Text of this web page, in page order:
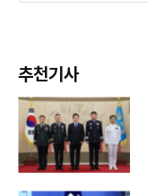
추천기사